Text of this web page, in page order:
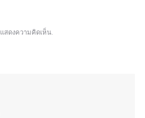
แสดงความคิดเห็น.